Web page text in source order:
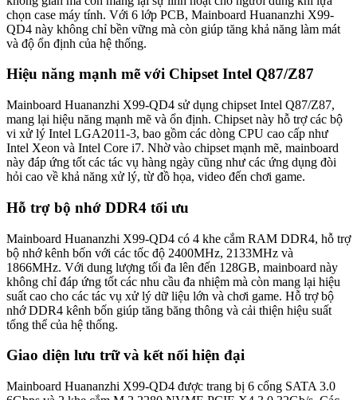
chọn case máy tính. Với 6 lớp PCB, Mainboard Huananzhi X99-
QD4 này không chỉ bền vững mà còn giúp tăng khả năng làm mát
và độ ổn định của hệ thống.
Hiệu năng mạnh mẽ với Chipset Intel Q87/Z87
Mainboard Huananzhi X99-QD4 sử dụng chipset Intel Q87/Z87,
mang lại hiệu năng mạnh mẽ và ổn định. Chipset này hỗ trợ các bộ
vi xử lý Intel LGA2011-3, bao gồm các dòng CPU cao cấp như
Intel Xeon và Intel Core i7. Nhờ vào chipset mạnh mẽ, mainboard
này đáp ứng tốt các tác vụ hàng ngày cũng như các ứng dụng đòi
hỏi cao về khả năng xử lý, từ đồ họa, video đến chơi game.
Hỗ trợ bộ nhớ DDR4 tối ưu
Mainboard Huananzhi X99-QD4 có 4 khe cắm RAM DDR4, hỗ trợ
bộ nhớ kênh bốn với các tốc độ 2400MHz, 2133MHz và
1866MHz. Với dung lượng tối đa lên đến 128GB, mainboard này
không chỉ đáp ứng tốt các nhu cầu đa nhiệm mà còn mang lại hiệu
suất cao cho các tác vụ xử lý dữ liệu lớn và chơi game. Hỗ trợ bộ
nhớ DDR4 kênh bốn giúp tăng băng thông và cải thiện hiệu suất
tổng thể của hệ thống.
Giao diện lưu trữ và kết nối hiện đại
Mainboard Huananzhi X99-QD4 được trang bị 6 cổng SATA 3.0